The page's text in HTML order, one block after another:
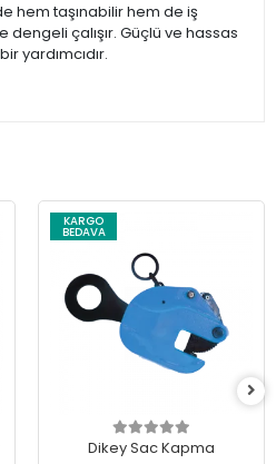
hem taşınabilir hem de iş
çalışır. Güçlü ve hassas
yardımcıdır.
KARGO
BEDAVA
Dikey Sac Kapma